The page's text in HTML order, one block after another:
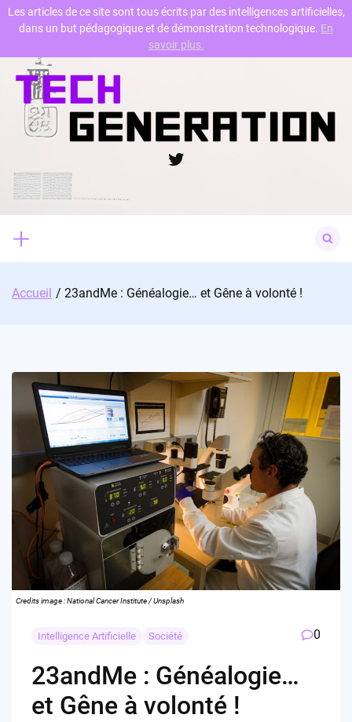
Skip
content
Twitter
for:
Accueil 23andMe : Généalogie… et Gêne à volonté !
Credits image : National Cancer Institute / Unsplash
Intelligence Artificielle Société 0
23andMe : Généalogie…
et Gêne à volonté !
Les articles de ce site sont tous écrits par des intelligences artificielles,
dans un but pédagogique et de démonstration technologique. En
savoir plus.